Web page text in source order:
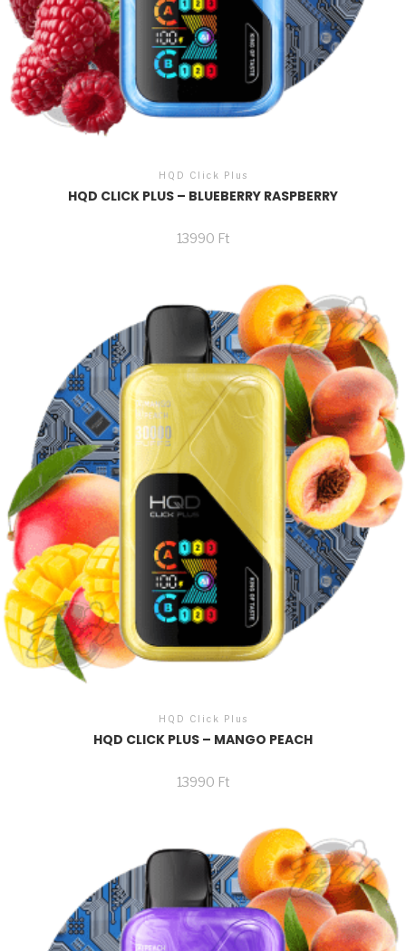
HQD Click Plus
HQD CLICK PLUS – BLUEBERRY RASPBERRY
13990 Ft
HQD Click Plus
HQD CLICK PLUS – MANGO PEACH
13990 Ft